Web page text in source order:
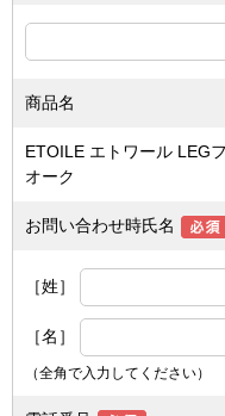
商品名
ETOILE エトワール LEG
オーク
お問い合わせ時氏名
［姓］
［名］
（全角で入力してください）